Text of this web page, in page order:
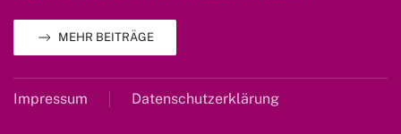
MEHR BEITRÄGE
Impressum Datenschutzerklärung